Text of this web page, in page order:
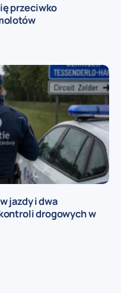
przeciwko
jazdy i dwa
drogowych w